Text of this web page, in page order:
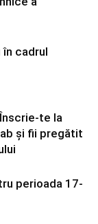
cadrul
te la
și fii pregătit
perioada 17-